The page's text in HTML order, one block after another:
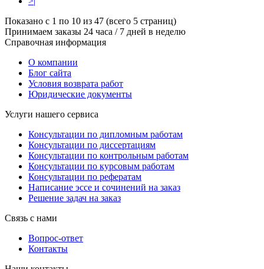
Показано с 1 по 10 из 47 (всего 5 страниц)
Принимаем заказы 24 часа / 7 дней в неделю
Справочная информация
О компании
Блог сайта
Условия возврата работ
Юридические документы
Услуги нашего сервиса
Консультации по дипломным работам
Консультации по диссертациям
Консультации по контрольным работам
Консультации по курсовым работам
Консультации по рефератам
Написание эссе и сочинений на заказ
Решение задач на заказ
Связь с нами
Вопрос-ответ
Контакты